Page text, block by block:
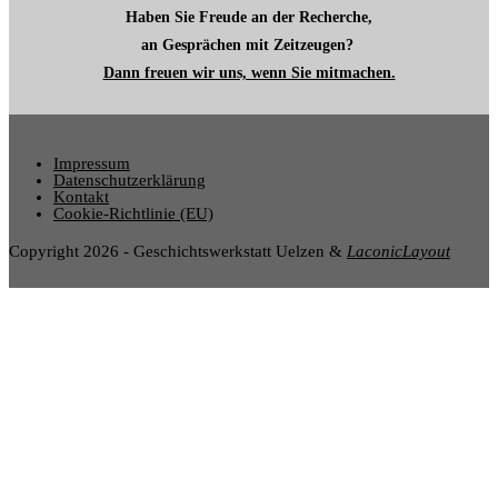
Haben Sie Freude an der Recherche,
an Gesprächen mit Zeitzeugen?
Dann freuen wir uns, wenn Sie mitmachen.
Impressum
Datenschutzerklärung
Kontakt
Cookie-Richtlinie (EU)
Copyright 2026 - Geschichtswerkstatt Uelzen & LaconicLayout